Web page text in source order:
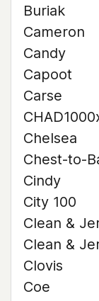
Buriak
Cameron
Candy
Capoot
Carse
Chelsea
Chest-to-
Cindy
City 100
Clean &
Clean &
Clovis
Coe